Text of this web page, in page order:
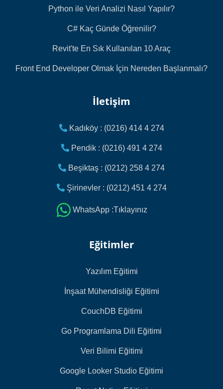
Python ile Veri Analizi Nasıl Yapılır?
C# Kaç Günde Öğrenilir?
Revit'te En Sık Kullanılan 10 Araç
Front End Developer Olmak İçin Nereden Başlanmalı?
İletişim
Kadıköy : (0216) 414 4 274
Pendik : (0216) 491 4 274
Beşiktaş : (0212) 258 4 274
Şirinevler : (0212) 451 4 274
WhatsApp :Tıklayınız
Eğitimler
Yazılım Eğitimi
İnşaat Mühendisliği Eğitimi
CouchDB Eğitimi
Go Programlama Dili Eğitimi
Veri Bilimi Eğitimi
Google Looker Studio Eğitimi